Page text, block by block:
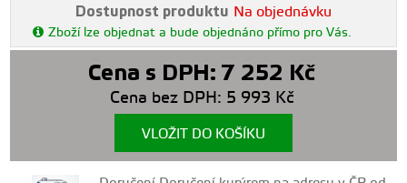
Dostupnost produktu Na objednávku
Zboží lze objednat a bude objednáno přímo pro Vás.
Cena s DPH: 7 252 Kč
Cena bez DPH: 5 993 Kč
VLOŽIT DO KOŠÍKU